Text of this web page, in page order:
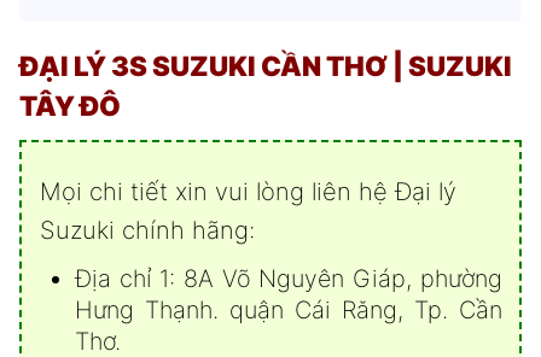
ĐẠI LÝ 3S SUZUKI CẦN THƠ
| SUZUKI
TÂY ĐÔ
Mọi chi tiết xin vui lòng liên hệ Đại lý
Suzuki chính hãng:
Địa chỉ 1: 8A Võ Nguyên Giáp, phường
Hưng Thạnh. quận Cái Răng, Tp. Cần
Thơ.